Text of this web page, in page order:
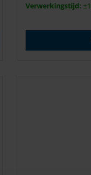
Verwerkingstijd: